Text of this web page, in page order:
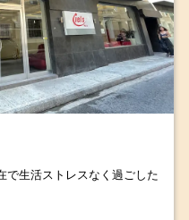
で生活ストレスなく過ごした